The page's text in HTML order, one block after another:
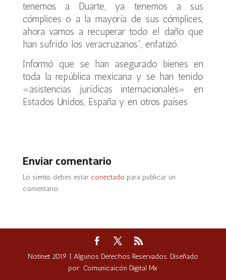
tenemos a Duarte, ya tenemos a sus
cómplices o a la mayoría de sus cómplices,
ahora vamos a recuperar todo el daño que
han sufrido los veracruzanos”, enfatizó.
Informó que se han asegurado bienes en
toda la república mexicana y se han tenido
«asistencias jurídicas internacionales» en
Estados Unidos, España y en otros países
Enviar comentario
Lo siento, debes estar conectado para publicar un
comentario.
Notinet 2019 I Algunos Derechos Reservados. Diseñado
por: Comunicaicón Digital Mx